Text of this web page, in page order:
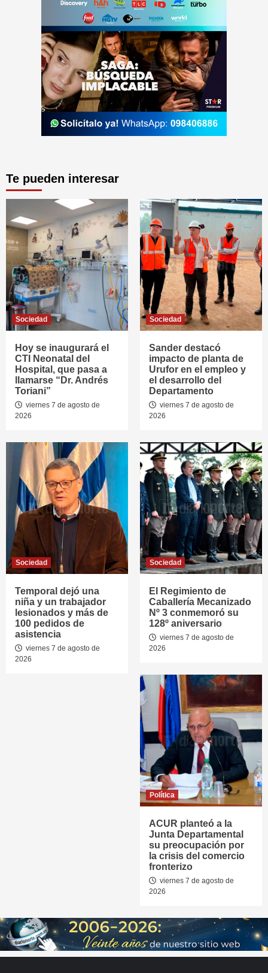
Te pueden interesar
Sociedad
Hoy se inaugurará el
CTI Neonatal del
Hospital, que pasa a
llamarse “Dr. Andrés
Toriani”
viernes 7 de agosto de
2026
Sociedad
Sander destacó
impacto de planta de
Urufor en el empleo y
el desarrollo del
Departamento
viernes 7 de agosto de
2026
Sociedad
Temporal dejó una
niña y un trabajador
lesionados y más de
100 pedidos de
asistencia
viernes 7 de agosto de
2026
Sociedad
El Regimiento de
Caballería Mecanizado
Nº 3 conmemoró su
128º aniversario
viernes 7 de agosto de
2026
Política
ACUR planteó a la
Junta Departamental
su preocupación por
la crisis del comercio
fronterizo
viernes 7 de agosto de
2026